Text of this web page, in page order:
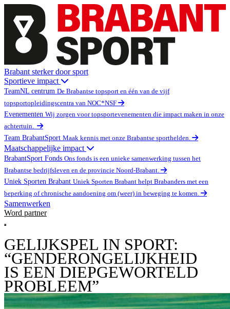
Brabant sterker door sport
Sportieve impact
TeamNL centrum De Brabantse topsport en één van de vijf
topsportopleidingscentra van NOC*NSF
Evenementen Wij zorgen voor topsportevenementen die impact maken in onze
achtertuin.
Team BrabantSport Maak kennis met onze Brabantse sporthelden.
Maatschappelijke impact
BrabantSport Fonds Ons fonds is een unieke samenwerking tussen het
Brabantse bedrijfsleven en de provincie Noord-Brabant.
Uniek Sporten Brabant Uniek Sporten Brabant helpt Brabanders met een
beperking of chronische aandoening om (weer) in beweging te komen.
Samenwerken
Word partner
Open main menu
GELIJKSPEL IN SPORT:
“GENDERONGELIJKHEID
IS EEN DIEPGEWORTELD
PROBLEEM”